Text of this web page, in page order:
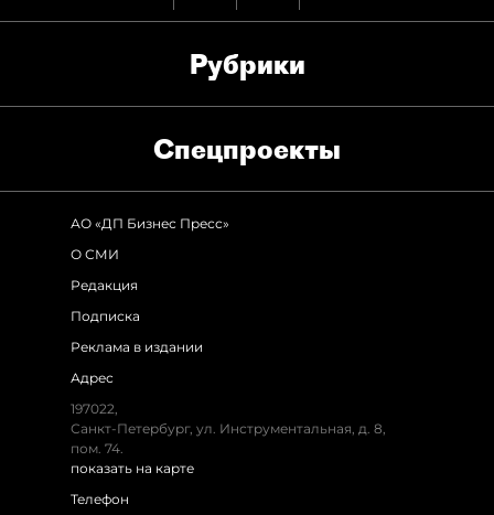
Рубрики
Спец­проекты
АО «ДП Бизнес Пресс»
О СМИ
Редакция
Подписка
Реклама в издании
Адрес
197022,
Санкт-Петербург, ул. Инструментальная, д. 8,
пом. 74.
показать на карте
Телефон